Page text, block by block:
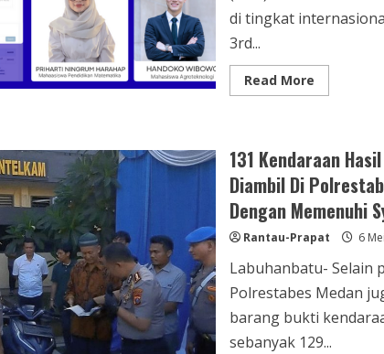
di tingkat
3rd...
Read MoreRead
more
Raih
4
Medali
Di
Ajang
I-
Tiec
2026
Malaysia
131 Kendaraan
Diambil Di
Dengan Memenuhi
Rantau-Prapat 6
Labuhanbatu- Selain
Polrestabes Medan
barang bukti
sebanyak 129...